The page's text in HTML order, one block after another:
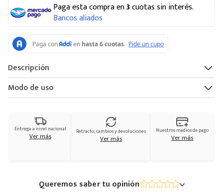
Paga esta compra en3cuotas sin interés.
Bancos aliados
Descripción
Modo de uso
Entrega a nivel nacional
Ver más Retracto, cambios y devoluciones
Ver más
Nuestros medios de pago
Ver más
Queremos saber tu opinión